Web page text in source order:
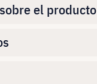
el producto